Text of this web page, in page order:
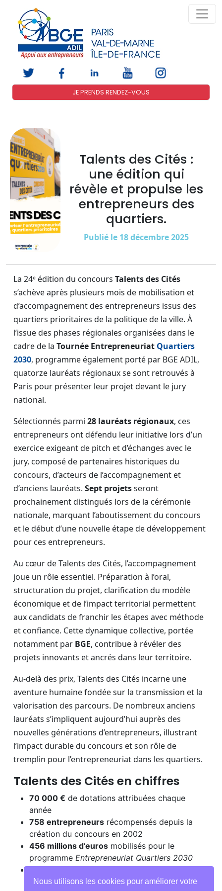
JE PRENDS RENDEZ-VOUS
Talents des Cités :
une édition qui
révèle et propulse les
entrepreneurs des
quartiers.
Publié le 18 décembre 2025
La 24ᵉ édition du concours Talents des Cités
s’achève après plusieurs mois de mobilisation et
d’accompagnement des entrepreneurs issus des
quartiers prioritaires de la politique de la ville. À
l’issue des phases régionales organisées dans le
cadre de la Tournée Entrepreneuriat Quartiers
2030, programme également porté par BGE ADIL,
quatorze lauréats régionaux se sont retrouvés à
Paris pour présenter leur projet devant le jury
national.
Sélectionnés parmi 28 lauréats régionaux, ces
entrepreneurs ont défendu leur initiative lors d’un
exercice exigeant de pitch et d’échanges avec le
jury, composé de partenaires historiques du
concours, d’acteurs de l’accompagnement et
d’anciens lauréats. Sept projetsseront
prochainement distingués lors de la cérémonie
nationale, marquant l’aboutissement du concours
et le début d’une nouvelle étape de développement
pour ces entrepreneurs.
Au cœur de Talents des Cités, l’accompagnement
joue un rôle essentiel. Préparation à l’oral,
structuration du projet, clarification du modèle
économique et de l’impact territorial permettent
aux candidats de franchir les étapes avec méthode
et confiance. Cette dynamique collective, portée
notamment par BGE, contribue à révéler des
projets innovants et ancrés dans leur territoire.
Au-delà des prix, Talents des Cités incarne une
aventure humaine fondée sur la transmission et la
valorisation des parcours. De nombreux anciens
lauréats s’impliquent aujourd’hui auprès des
nouvelles générations d’entrepreneurs, illustrant
l’impact durable du concours et son rôle de
tremplin pour l’entrepreneuriat dans les quartiers.
Talents des Cités en chiffres
70 000 € de dotations attribuées chaque
année
758 entrepreneurs récompensés depuis la
création du concours en 2002
456 millions d’euros mobilisés pour le
programme Entrepreneuriat Quartiers 2030
28 lauréats régionaux, dont14 finalistes
nationauxet7 lauréats nationaux
Nous utilisons les cookies pour améliorer votre